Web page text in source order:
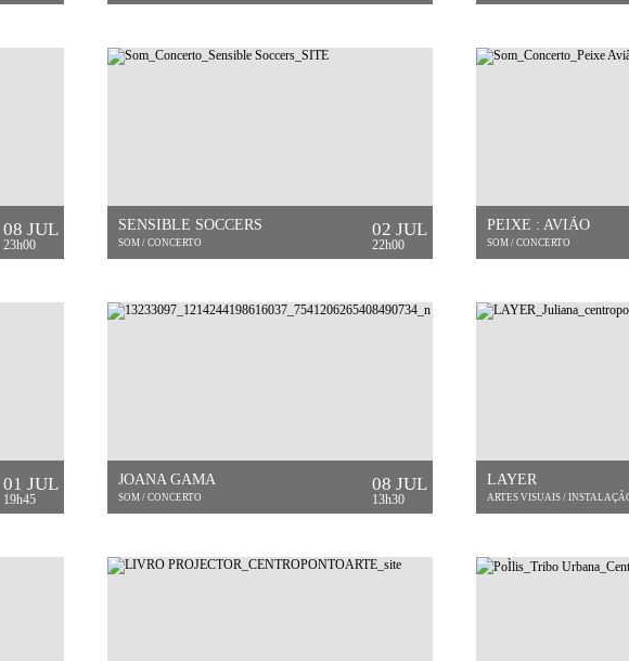
08 JUL
23h00
SENSIBLE SOCCERS
SOM / CONCERTO
02 JUL
22h00
PEIXE : AVIÃO
SOM / CONCERTO
01 JUL
19h45
JOANA GAMA
SOM / CONCERTO
08 JUL
13h30
LAYER
ARTES VISUAIS /